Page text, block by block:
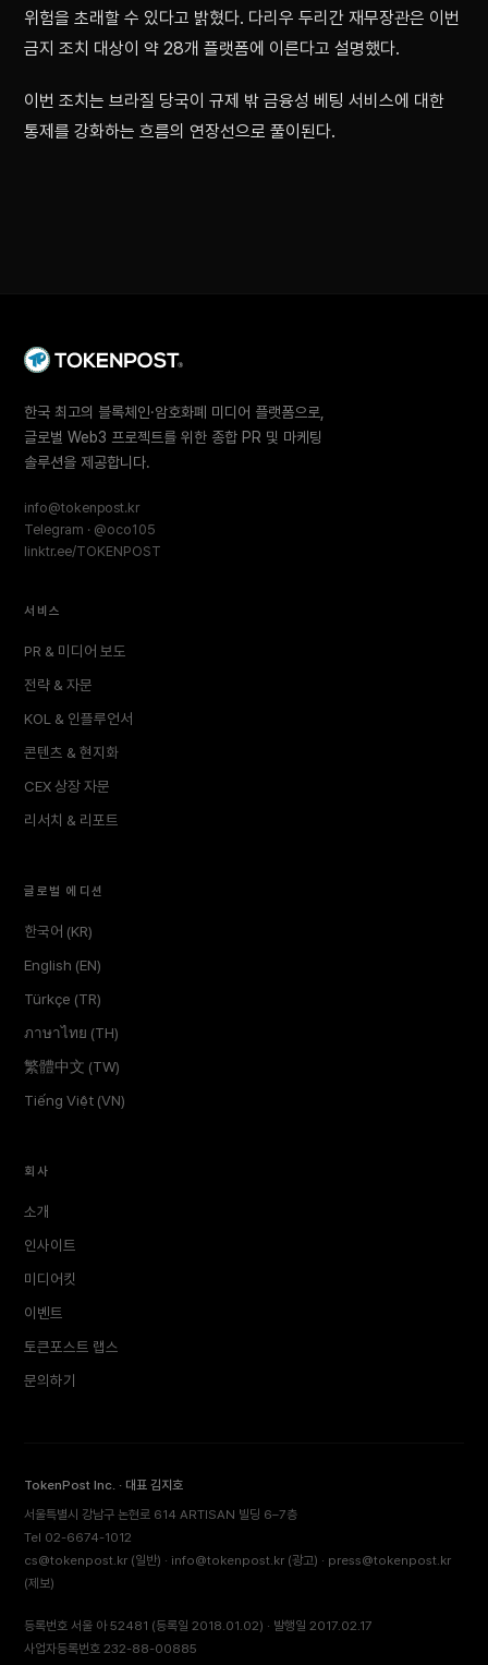
위험을 초래할 수 있다고 밝혔다. 다리우 두리간 재무장관은 이번
금지 조치 대상이 약 28개 플랫폼에 이른다고 설명했다.
이번 조치는 브라질 당국이 규제 밖 금융성 베팅 서비스에 대한
통제를 강화하는 흐름의 연장선으로 풀이된다.
한국 최고의 블록체인·암호화폐 미디어 플랫폼으로,
글로벌 Web3 프로젝트를 위한 종합 PR 및 마케팅
솔루션을 제공합니다.
info@tokenpost.kr
Telegram · @oco105
linktr.ee/TOKENPOST
서비스
PR & 미디어 보도
전략 & 자문
KOL & 인플루언서
콘텐츠 & 현지화
CEX 상장 자문
리서치 & 리포트
글로벌 에디션
한국어 (KR)
English (EN)
Türkçe (TR)
ภาษาไทย (TH)
繁體中文 (TW)
Tiếng Việt (VN)
회사
소개
인사이트
미디어킷
이벤트
토큰포스트 랩스
문의하기
TokenPost Inc. · 대표 김지호
서울특별시 강남구 논현로 614 ARTISAN 빌딩 6–7층
Tel 02-6674-1012
cs@tokenpost.kr (일반) · info@tokenpost.kr (광고) · press@tokenpost.kr
(제보)
등록번호 서울 아 52481 (등록일 2018.01.02) · 발행일 2017.02.17
사업자등록번호 232-88-00885